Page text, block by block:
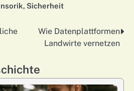
, Sicherheit
Wie Datenplattformen
Landwirte vernetzen